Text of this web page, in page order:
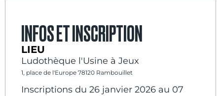
INFOS ET INSCRIPTION
LIEU
Ludothèque l'Usine à Jeux
1, place de l'Europe 78120 Rambouillet
Inscriptions du 26 janvier 2026 au 07